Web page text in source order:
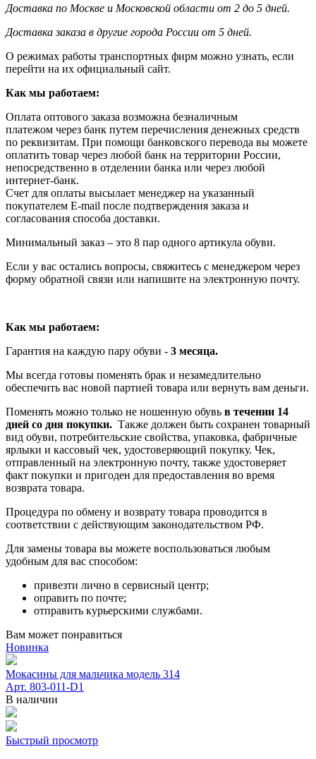
Доставка по Москве и Московской области от 2 до 5 дней.
Доставка заказа в другие города России от 5 дней.
О режимах работы транспортных фирм можно узнать, если
перейти на их официальный сайт.
Как мы работаем:
Оплата оптового заказа возможна безналичным
платежом через банк путем перечисления денежных средств
по реквизитам. При помощи банковского перевода вы можете
оплатить товар через любой банк на территории России,
непосредственно в отделении банка или через любой
интернет-банк.
Счет для оплаты высылает менеджер на указанный
покупателем E-mail после подтверждения заказа и
согласования способа доставки.
Минимальный заказ – это 8 пар одного артикула обуви.
Если у вас остались вопросы, свяжитесь с менеджером через
форму обратной связи или напишите на электронную почту.
Как мы работаем:
Гарантия на каждую пару обуви - 3 месяца.
Мы всегда готовы поменять брак и незамедлительно
обеспечить вас новой партией товара или вернуть вам деньги.
Поменять можно только не ношенную обувь в течении 14
дней со дня покупки. Также должен быть сохранен товарный
вид обуви, потребительские свойства, упаковка, фабричные
ярлыки и кассовый чек, удостоверяющий покупку. Чек,
отправленный на электронную почту, также удостоверяет
факт покупки и пригоден для предоставления во время
возврата товара.
Процедура по обмену и возврату товара проводится в
соответствии с действующим законодательством РФ.
Для замены товара вы можете воспользоваться любым
удобным для вас способом:
привезти лично в сервисный центр;
оправить по почте;
отправить курьерскими службами.
Вам может понравиться
Новинка
Мокасины для мальчика модель 314
Арт. 803-011-D1
В наличии
Быстрый просмотр